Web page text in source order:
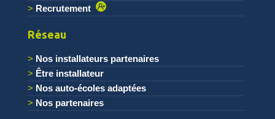
Recrutement
Réseau
Nos installateurs partenaires
Être installateur
Nos auto-écoles adaptées
Nos partenaires